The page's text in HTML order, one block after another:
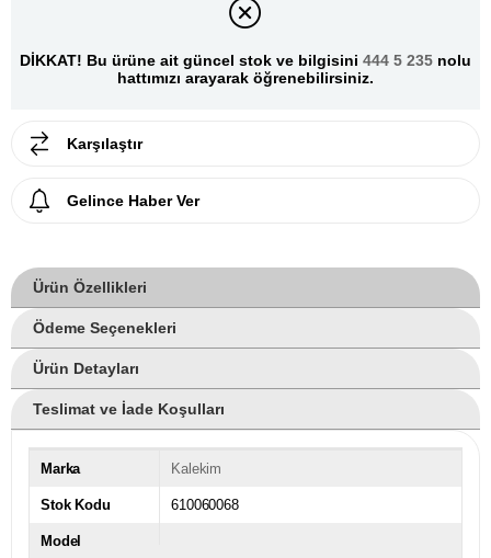
DİKKAT! Bu ürüne ait güncel stok ve bilgisini 444 5 235 nolu
hattımızı arayarak öğrenebilirsiniz.
Karşılaştır
Gelince Haber Ver
Ürün Özellikleri
Ödeme Seçenekleri
Ürün Detayları
Teslimat ve İade Koşulları
Marka Kalekim
Stok Kodu 610060068
Model